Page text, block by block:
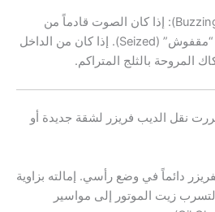
صوت زنة عالية مستمرة (Buzzing): إذا كان الصوت قادماً من
الأسفل، فقد يكون الموتور “مقفوش” (Seized). إذا كان من الداخل
المروحة بالثلج المتراكم.
نقل الديب فريزر لشقة جديدة أو
دائماً في وضع رأسي. إمالته بزاوية
تؤدي لتسرب زيت الموتور إلى مواسير